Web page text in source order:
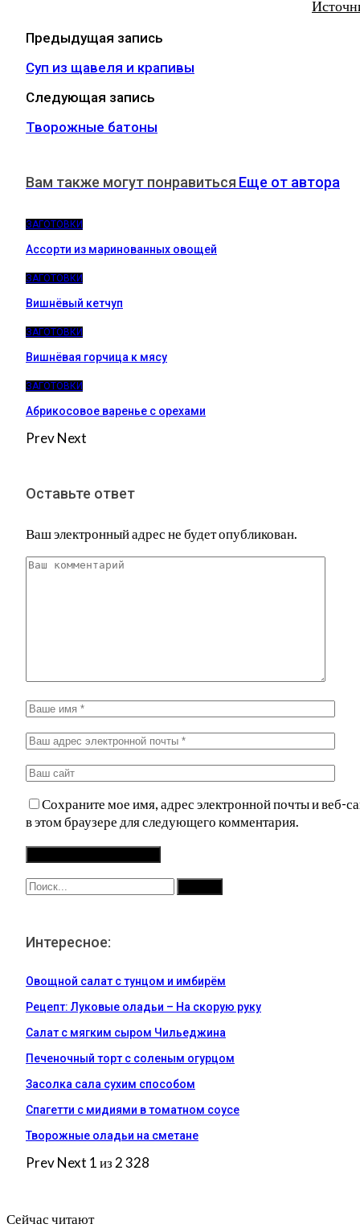
Предыдущая запись
Суп из щавеля и крапивы
Следующая запись
Творожные батоны
Вам также могут понравиться Еще от автора
ЗАГОТОВКИ
Ассорти из маринованных овощей
ЗАГОТОВКИ
Вишнёвый кетчуп
ЗАГОТОВКИ
Вишнёвая горчица к мясу
ЗАГОТОВКИ
Абрикосовое варенье с орехами
PrevNext
Оставьте ответ
Ваш электронный адрес не будет опубликован.
Сохраните мое имя, адрес электронной почты и веб-
в этом браузере для следующего комментария.
Интересное:
Овощной салат с тунцом и имбирём
Рецепт: Луковые оладьи – На скорую руку
Салат с мягким сыром Чильеджина
Печеночный торт с соленым огурцом
Засолка сала сухим способом
Спагетти с мидиями в томатном соусе
Творожные оладьи на сметане
PrevNext 1 из 2 328
Сейчас читают